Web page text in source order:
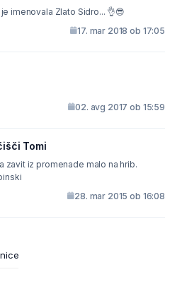
imenovala Zlato Sidro... 👌😎
17. mar 2018 ob 17:05
02. avg 2017 ob 15:59
Tomi
zavit iz promenade malo na hrib.
28. mar 2015 ob 16:08